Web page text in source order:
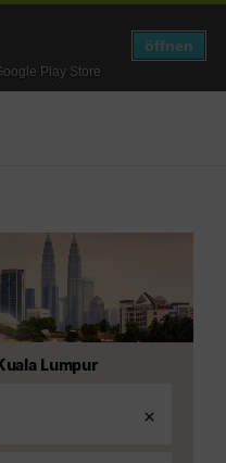
Play Store
öffnen
Lumpur